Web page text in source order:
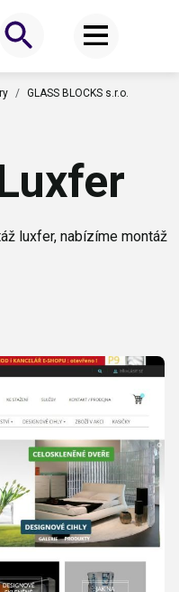
GLASS BLOCKS s.r.o.
luxfer, nabízíme montáž